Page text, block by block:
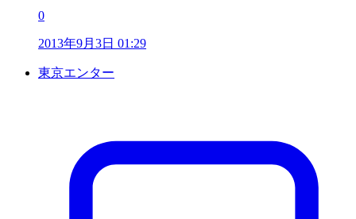
0
2013年9月3日 01:29
東京エンター